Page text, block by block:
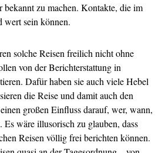
bekannt zu machen. Kontakte, die im
wert sein können.
solche Reisen freilich nicht ohne
von der Berichterstattung in
Dafür haben sie auch viele Hebel
die Reise und damit auch den
großen Einfluss darauf, wer, wann,
Es wäre illusorisch zu glauben, dass
Reisen völlig frei berichten können.